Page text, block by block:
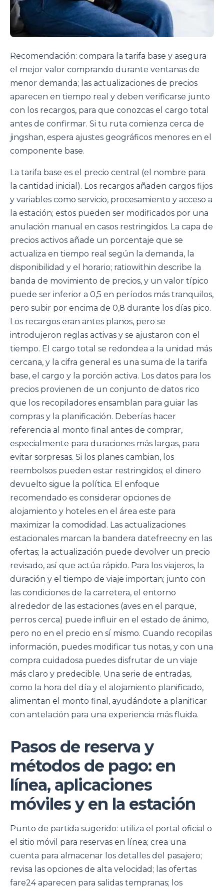
Recomendación: compara la tarifa base y asegura
el mejor valor comprando durante ventanas de
menor demanda; las actualizaciones de precios
aparecen en tiempo real y deben verificarse junto
con los recargos, para que conozcas el cargo total
antes de confirmar. Si tu ruta comienza cerca de
jingshan, espera ajustes geográficos menores en el
componente base.
La tarifa base es el precio central (el nombre para
la cantidad inicial). Los recargos añaden cargos fijos
y variables como servicio, procesamiento y acceso a
la estación; estos pueden ser modificados por una
anulación manual en casos restringidos. La capa de
precios activos añade un porcentaje que se
actualiza en tiempo real según la demanda, la
disponibilidad y el horario; ratiowithin describe la
banda de movimiento de precios, y un valor típico
puede ser inferior a 0,5 en períodos más tranquilos,
pero subir por encima de 0,8 durante los días pico.
Los recargos eran antes planos, pero se
introdujeron reglas activas y se ajustaron con el
tiempo. El cargo total se redondea a la unidad más
cercana, y la cifra general es una suma de la tarifa
base, el cargo y la porción activa. Los datos para los
precios provienen de un conjunto de datos rico
que los recopiladores ensamblan para guiar las
compras y la planificación. Deberías hacer
referencia al monto final antes de comprar,
especialmente para duraciones más largas, para
evitar sorpresas. Si los planes cambian, los
reembolsos pueden estar restringidos; el dinero
devuelto sigue la política. El enfoque
recomendado es considerar opciones de
alojamiento y hoteles en el área este para
maximizar la comodidad. Las actualizaciones
estacionales marcan la bandera datefreecny en las
ofertas; la actualización puede devolver un precio
revisado, así que actúa rápido. Para los viajeros, la
duración y el tiempo de viaje importan; junto con
las condiciones de la carretera, el entorno
alrededor de las estaciones (aves en el parque,
perros cerca) puede influir en el estado de ánimo,
pero no en el precio en sí mismo. Cuando recopilas
información, puedes modificar tus notas, y con una
compra cuidadosa puedes disfrutar de un viaje
más claro y predecible. Una serie de entradas,
como la hora del día y el alojamiento planificado,
alimentan el monto final, ayudándote a planificar
con antelación para una experiencia más fluida.
Pasos de reserva y
métodos de pago: en
línea, aplicaciones
móviles y en la estación
Punto de partida sugerido: utiliza el portal oficial o
el sitio móvil para reservas en línea; crea una
cuenta para almacenar los detalles del pasajero;
revisa las opciones de alta velocidad; las ofertas
fare24 aparecen para salidas tempranas; los